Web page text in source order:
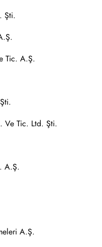
Şti.
Tic. A.Ş.
Ve Tic. Ltd. Şti.
A.Ş.
A.Ş.